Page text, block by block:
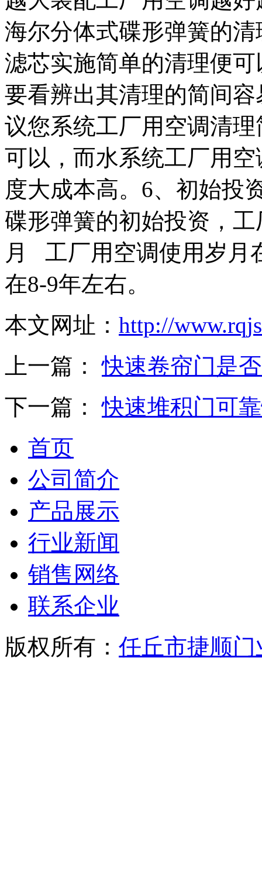
海尔分体式碟形弹簧的
滤芯实施简单的清理便
要看辨出其清理的简间
议您系统工厂用空调清
可以，而水系统工厂用
度大成本高。6、初始投
碟形弹簧的初始投资，
月 工厂用空调使用岁月
在8-9年左右。
本文网址： http://
上一篇：快速卷帘门是
下一篇：快速堆积门可
首页
公司简介
产品展示
行业新闻
销售网络
联系企业
版权所有： 任丘市捷顺